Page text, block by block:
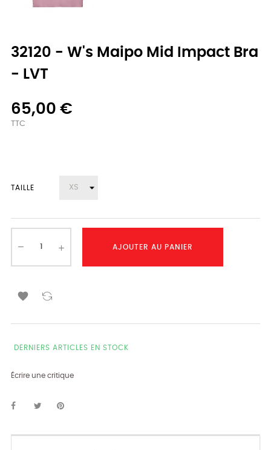
32120 - W's Maipo Mid Impact Bra
- LVT
65,00 €
TTC
TAILLE
AJOUTER AU PANIER

DERNIERS ARTICLES EN STOCK
Écrire une critique